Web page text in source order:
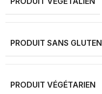
PRODUIT SANS GLUTEN
PRODUIT VÉGÉTARIEN